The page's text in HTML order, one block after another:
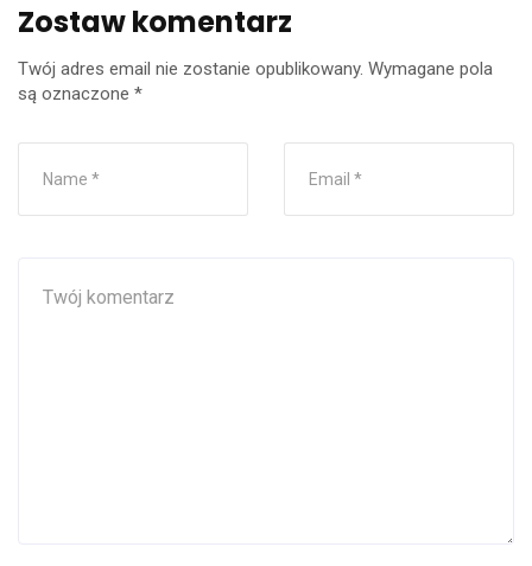
Zostaw komentarz
Twój adres email nie zostanie opublikowany. Wymagane pola
są oznaczone *